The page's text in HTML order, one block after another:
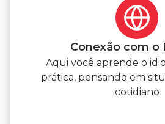
Conexão com o
Aqui você aprende o
prática, pensando em
cotidiano